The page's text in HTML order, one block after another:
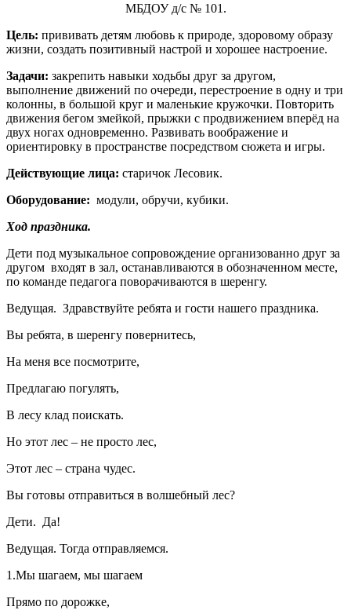
МБДОУ д/с № 101.
Цель: прививать детям любовь к природе, здоровому образу
жизни, создать позитивный настрой и хорошее настроение.
Задачи: закрепить навыки ходьбы друг за другом,
выполнение движений по очереди, перестроение в одну и три
колонны, в большой круг и маленькие кружочки. Повторить
движения бегом змейкой, прыжки с продвижением вперёд на
двух ногах одновременно. Развивать воображение и
ориентировку в пространстве посредством сюжета и игры.
Действующие лица: старичок Лесовик.
Оборудование: модули, обручи, кубики.
Ход праздника.
Дети под музыкальное сопровождение организованно друг за
другом входят в зал, останавливаются в обозначенном месте,
по команде педагога поворачиваются в шеренгу.
Ведущая. Здравствуйте ребята и гости нашего праздника.
Вы ребята, в шеренгу повернитесь,
На меня все посмотрите,
Предлагаю погулять,
В лесу клад поискать.
Но этот лес – не просто лес,
Этот лес – страна чудес.
Вы готовы отправиться в волшебный лес?
Дети. Да!
Ведущая. Тогда отправляемся.
1.Мы шагаем, мы шагаем
Прямо по дорожке,